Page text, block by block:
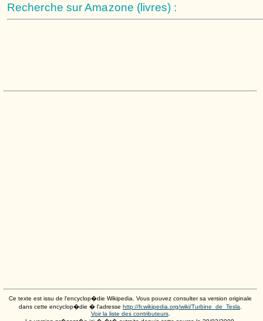
Recherche sur Amazone (livres) :
Ce texte est issu de l'encyclop�die Wikipedia. Vous pouvez consulter sa version originale
dans cette encyclop�die � l'adresse http://fr.wikipedia.org/wiki/Turbine_de_Tesla
Voir la liste des contributeurs.